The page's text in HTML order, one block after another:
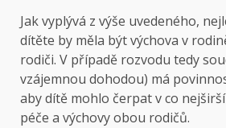
Jak vyplývá z výše uvedeného,
dítěte by měla být výchova v
rodiči. V případě rozvodu tedy
vzájemnou dohodou) má
aby dítě mohlo čerpat v co
péče a výchovy obou rodičů.